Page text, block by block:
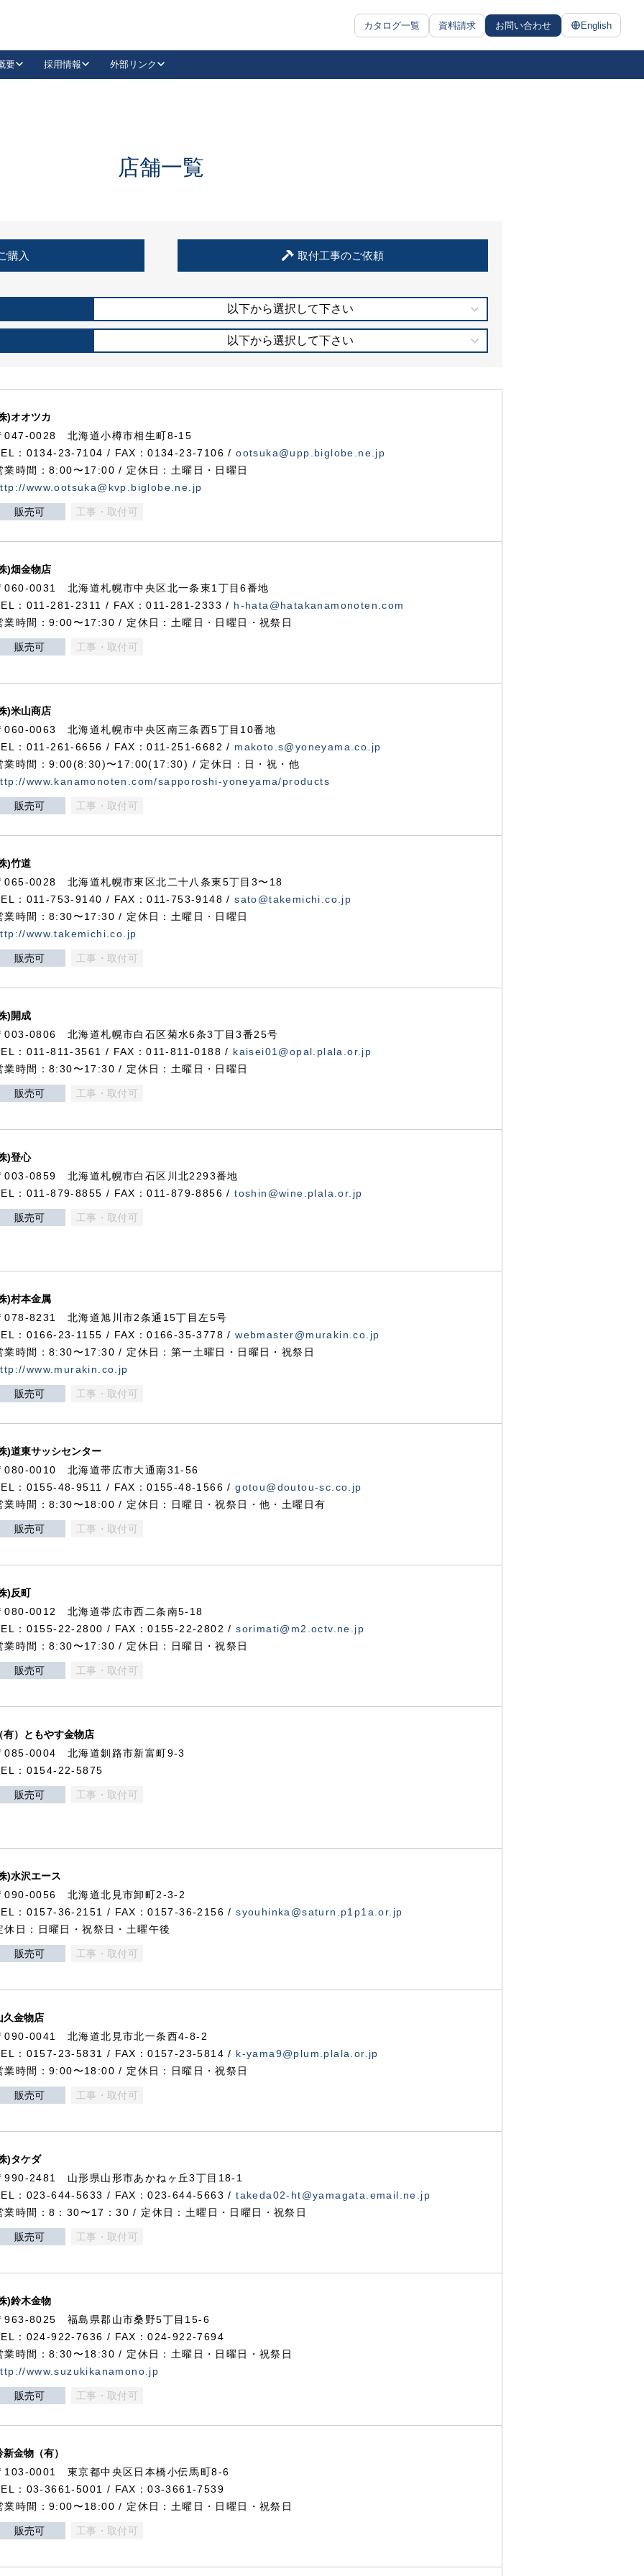
カタログ一覧 資料請求 お問い合わせ English
抗ウイルス・抗菌製品
要 採用情報 外部リンク
LinkedIn
住宅使用部材標準化推進協議会
店舗一覧
購入 取付工事のご依頼
以下から選択して下さい
以下から選択して下さい
)オオツカ
047-0028 北海道小樽市相生町8-15
：0134-23-7104 / FAX：0134-23-7106 /ootsuka@upp.biglobe.ne.jp
業時間：8:00〜17:00 / 定休日：土曜日・日曜日
www.ootsuka@kvp.biglobe.ne.jp
販売可 工事・取付可
)畑金物店
060-0031 北海道札幌市中央区北一条東1丁目6番地
：011-281-2311 / FAX：011-281-2333 / h-hata@hatakanamonoten.com
業時間：9:00〜17:30 / 定休日：土曜日・日曜日・祝祭日
販売可 工事・取付可
)米山商店
060-0063 北海道札幌市中央区南三条西5丁目10番地
：011-261-6656 / FAX：011-251-6682 / makoto.s@yoneyama.co.jp
業時間：9:00(8:30)〜17:00(17:30) / 定休日：日・祝・他
www.kanamonoten.com/sapporoshi-yoneyama/products
販売可 工事・取付可
)竹道
065-0028 北海道札幌市東区北二十八条東5丁目3〜18
：011-753-9140 / FAX：011-753-9148 /sato@takemichi.co.jp
業時間：8:30〜17:30 / 定休日：土曜日・日曜日
www.takemichi.co.jp
販売可 工事・取付可
)開成
003-0806 北海道札幌市白石区菊水6条3丁目3番25号
：011-811-3561 / FAX：011-811-0188 / kaisei01@opal.plala.or.jp
業時間：8:30〜17:30 / 定休日：土曜日・日曜日
販売可 工事・取付可
)登心
003-0859 北海道札幌市白石区川北2293番地
：011-879-8855 / FAX：011-879-8856 /toshin@wine.plala.or.jp
販売可 工事・取付可
)村本金属
078-8231 北海道旭川市2条通15丁目左5号
：0166-23-1155 / FAX：0166-35-3778 /webmaster@murakin.co.jp
業時間：8:30〜17:30 / 定休日：第一土曜日・日曜日・祝祭日
www.murakin.co.jp
販売可 工事・取付可
)道東サッシセンター
080-0010 北海道帯広市大通南31-56
：0155-48-9511 / FAX：0155-48-1566 /gotou@doutou-sc.co.jp
業時間：8:30〜18:00 / 定休日：日曜日・祝祭日・他・土曜日有
販売可 工事・取付可
)反町
080-0012 北海道帯広市西二条南5-18
：0155-22-2800 / FAX：0155-22-2802 /sorimati@m2.octv.ne.jp
業時間：8:30〜17:30 / 定休日：日曜日・祝祭日
販売可 工事・取付可
有）ともやす金物店
085-0004 北海道釧路市新富町9-3
：0154-22-5875
販売可 工事・取付可
)水沢エース
090-0056 北海道北見市卸町2-3-2
：0157-36-2151 / FAX：0157-36-2156 /syouhinka@saturn.p1p1a.or.jp
休日：日曜日・祝祭日・土曜午後
販売可 工事・取付可
久金物店
090-0041 北海道北見市北一条西4-8-2
：0157-23-5831 / FAX：0157-23-5814 / k-yama9@plum.plala.or.jp
業時間：9:00〜18:00 / 定休日：日曜日・祝祭日
販売可 工事・取付可
)タケダ
990-2481 山形県山形市あかねヶ丘3丁目18-1
：023-644-5633 / FAX：023-644-5663 /takeda02-ht@yamagata.email.ne.jp
業時間：8：30〜17：30 / 定休日：土曜日・日曜日・祝祭日
販売可 工事・取付可
)鈴木金物
963-8025 福島県郡山市桑野5丁目15-6
：024-922-7636 / FAX：024-922-7694
業時間：8:30〜18:30 / 定休日：土曜日・日曜日・祝祭日
www.suzukikanamono.jp
販売可 工事・取付可
新金物（有）
103-0001 東京都中央区日本橋小伝馬町8-6
：03-3661-5001 / FAX：03-3661-7539
業時間：9:00〜18:00 / 定休日：土曜日・日曜日・祝祭日
販売可 工事・取付可